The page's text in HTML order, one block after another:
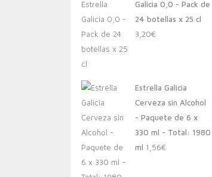
Galicia 0,0 - Pack de
24 botellas x 25 cl
3,20€
Estrella Galicia
Cerveza sin Alcohol
- Paquete de 6 x
330 ml - Total: 1980
ml 1,56€